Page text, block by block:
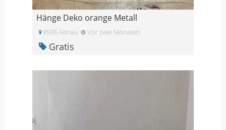
Hänge Deko orange Metall
8595 Altnau Vor zwei Monaten
Gratis